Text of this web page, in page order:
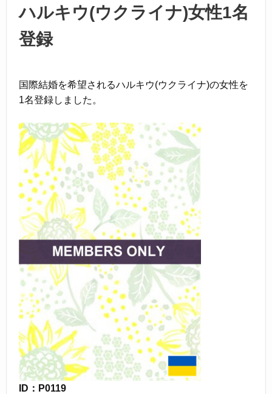
k
ハルキウ(ウクライナ)女性1名
登録
国際結婚を希望されるハルキウ(ウクライナ)の女性を
1名登録しました。
ID：P0119